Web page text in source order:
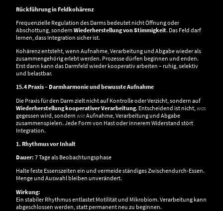
Rückführung in Feldkohärenz
Frequenzielle Regulation des Darms bedeutet nicht Öffnung oder
Abschottung, sondern Wiederherstellung von Stimmigkeit. Das Feld darf
lernen, dass Integration sicher ist.
Kohärenz entsteht, wenn Aufnahme, Verarbeitung und Abgabe wieder als
zusammengehörig erlebt werden. Prozesse dürfen beginnen und enden.
Erst dann kann das Darmfeld wieder kooperativ arbeiten – ruhig, selektiv
und belastbar.
15.4 Praxis – Darmharmonie und bewusste Aufnahme
Die Praxis für den Darm zielt nicht auf Kontrolle oder Verzicht, sondern auf
Wiederherstellung kooperativer Verarbeitung. Entscheidend ist nicht, was
gegessen wird, sondern wieAufnahme, Verarbeitung und Abgabe
zusammenspielen. Jede Form von Hast oder innerem Widerstand stört
Integration.
1. Rhythmus vor Inhalt
Dauer: 7 Tage als Beobachtungsphase
Halte feste Essenszeiten ein und vermeide ständiges Zwischendurch-Essen.
Menge und Auswahl bleiben unverändert.
Wirkung:
Ein stabiler Rhythmus entlastet Motilität und Mikrobiom. Verarbeitung kann
abgeschlossen werden, statt permanent neu zu beginnen.